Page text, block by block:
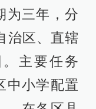
为三年，分
治区、直辖
主要任务
中小学配置